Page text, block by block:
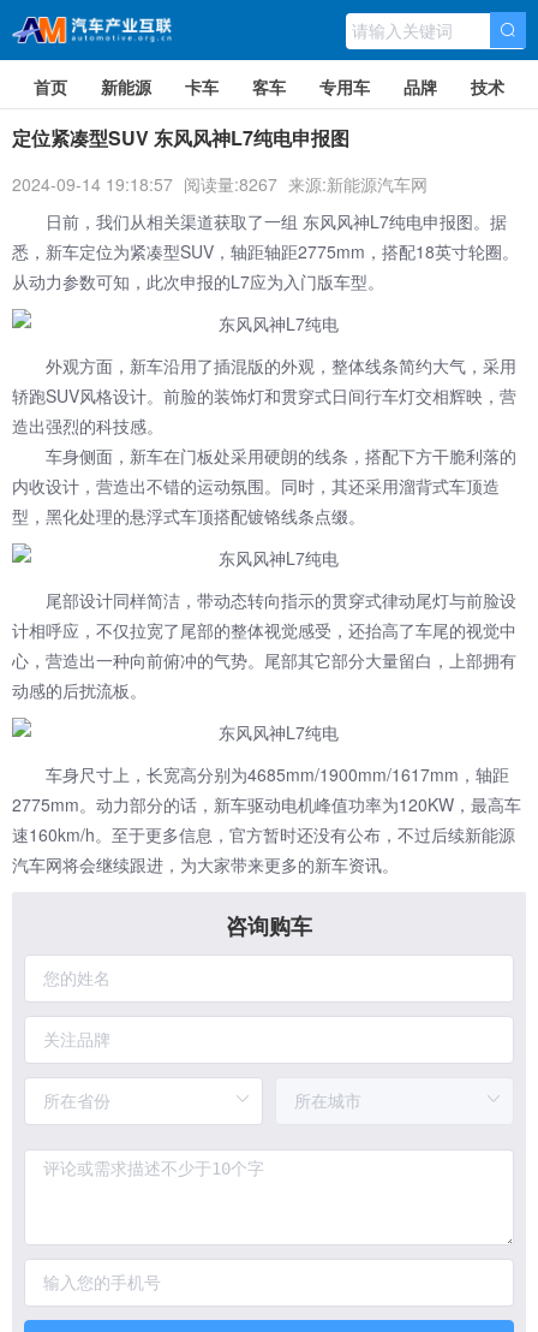
首页 新能源 卡车 客车 专用车 品牌 技术
定位紧凑型SUV 东风风神L7纯电申报图
2024-09-14 19:18:57 阅读量:8267 来源:新能源汽车网
日前，我们从相关渠道获取了一组 东风风神L7纯电申报图。据
悉，新车定位为紧凑型SUV，轴距轴距2775mm，搭配18英寸轮圈。
从动力参数可知，此次申报的L7应为入门版车型。
外观方面，新车沿用了插混版的外观，整体线条简约大气，采用
轿跑SUV风格设计。前脸的装饰灯和贯穿式日间行车灯交相辉映，营
造出强烈的科技感。
车身侧面，新车在门板处采用硬朗的线条，搭配下方干脆利落的
内收设计，营造出不错的运动氛围。同时，其还采用溜背式车顶造
型，黑化处理的悬浮式车顶搭配镀铬线条点缀。
尾部设计同样简洁，带动态转向指示的贯穿式律动尾灯与前脸设
计相呼应，不仅拉宽了尾部的整体视觉感受，还抬高了车尾的视觉中
心，营造出一种向前俯冲的气势。尾部其它部分大量留白，上部拥有
动感的后扰流板。
车身尺寸上，长宽高分别为4685mm/1900mm/1617mm，轴距
2775mm。动力部分的话，新车驱动电机峰值功率为120KW，最高车
速160km/h。至于更多信息，官方暂时还没有公布，不过后续新能源
汽车网将会继续跟进，为大家带来更多的新车资讯。
咨询购车